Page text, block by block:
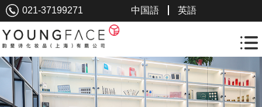
021-37199271 英語
中国語